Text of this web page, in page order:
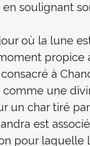
en soulignant
où la lune
propice
à
une
un char tiré
est
pour